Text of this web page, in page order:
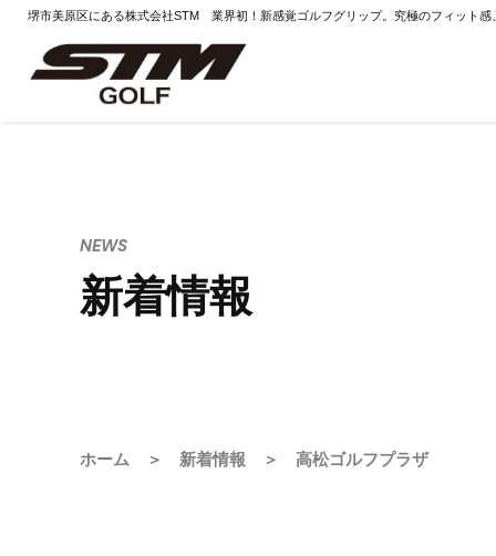
堺市美原区にある株式会社STM 業界初！新感覚ゴルフグリップ。究極のフィット感
NEWS
新着情報
ホーム ＞ 新着情報 ＞ 高松ゴルフプラザ